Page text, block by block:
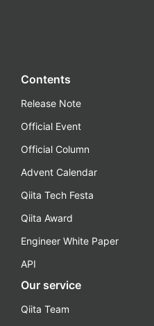
Contents
Release Note
Official Event
Official Column
Advent Calendar
Qiita Tech Festa
Qiita Award
Engineer White Paper
API
Our service
Qiita Team